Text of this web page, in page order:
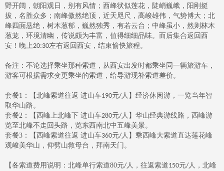
野开阔，朝阳观日，别有风情；西峰状似莲花，陡峭巍峨，阳刚挺
拔，名胜众多；南峰傲然绝顶，近天咫尺，高峻雄伟，气势博大；北
峰四面悬绝，树木葱郁，巍然独秀，有若云台；中峰虽小，然则林木
葱茏，环境清幽，传说颇为丰富，值得细细品味。而后集合返回西
安！晚上20:30左右返回西安，结束愉快旅程。
备注：不论选择乘坐那种索道，从西安出发时都乘坐同一辆旅游车，
游客可根据需求变更乘坐的索道，给导游现补索道差价。
套餐1 ：【北峰索道往返 进山车190元/人】经济休闲游，一览当年智
取华山路。
套餐2 ：【西峰上北峰下 进山车280元/人】华山经典游线路，西峰游
览至北峰不走回头路，览东西南北中五峰美景。
套餐3 ：【西峰索道往返 进山车360元/人】乘西峰大索道直达莲花峰
观峻美华山，仰劈山救母台，拜南天门。
【各索道费用说明：北峰单行索道80元/人，往返索道150元/人，北峰